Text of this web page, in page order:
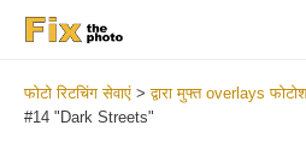
फोटो रिटचिंग सेवाएं >द्वारा मुफ्त overlays
#14 "Dark Streets"